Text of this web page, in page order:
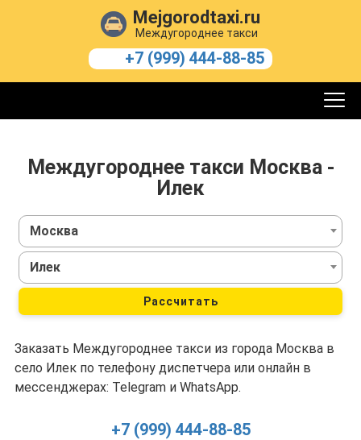
Mejgorodtaxi.ru
Междугороднее такси
+7 (999) 444-88-85
Междугороднее такси Москва -
Илек
Москва
Илек
Рассчитать
Заказать Междугороднее такси из города Москва в
село Илек по телефону диспетчера или онлайн в
мессенджерах: Telegram и WhatsApp.
+7 (999) 444-88-85